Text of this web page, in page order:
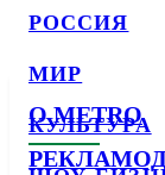
РОССИЯ
МИР
КУЛЬТУРА
О METRO